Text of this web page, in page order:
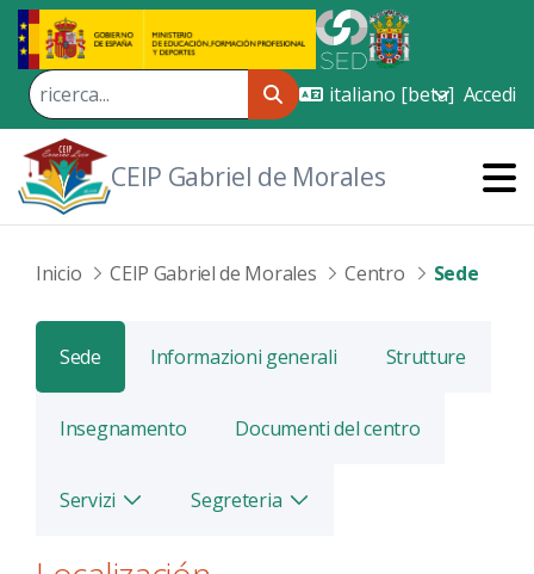
Skip to Main Content
Accedi
CEIP Gabriel de Morales
Inicio CEIP Gabriel de Morales Centro Sede
Sede Informazioni generali Strutture
Insegnamento Documenti del centro
Servizi AlternaSegreteria Alterna